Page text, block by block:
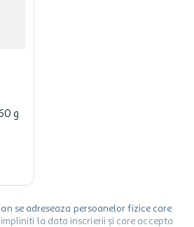
g
se adreseaza persoanelor fizice care
la data inscrierii și care accepta